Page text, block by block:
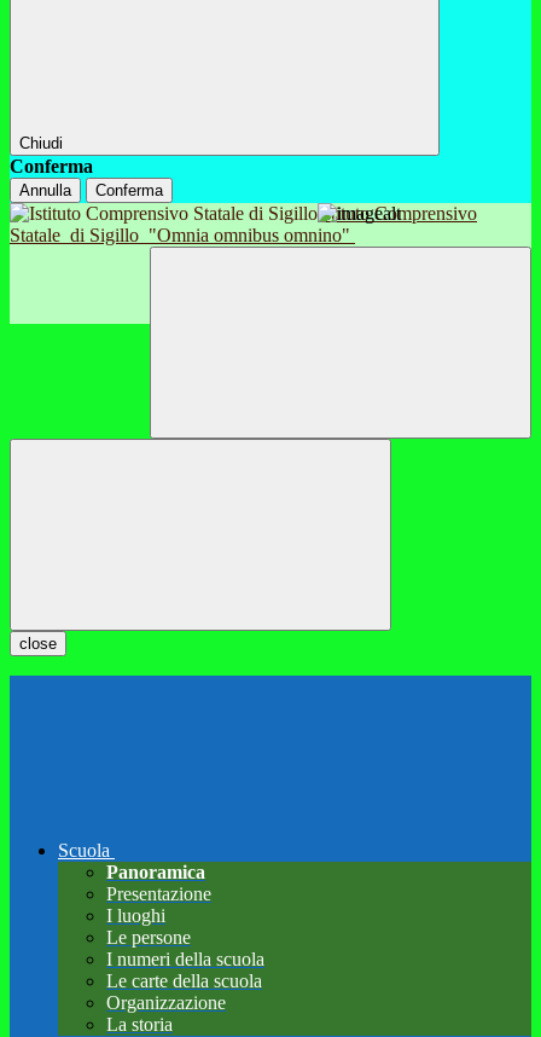
Chiudi
Conferma
Annulla Conferma
Istituto Comprensivo
Statale di Sigillo "Omnia omnibus omnino"
close
Scuola
Panoramica
Presentazione
I luoghi
Le persone
I numeri della scuola
Le carte della scuola
Organizzazione
La storia